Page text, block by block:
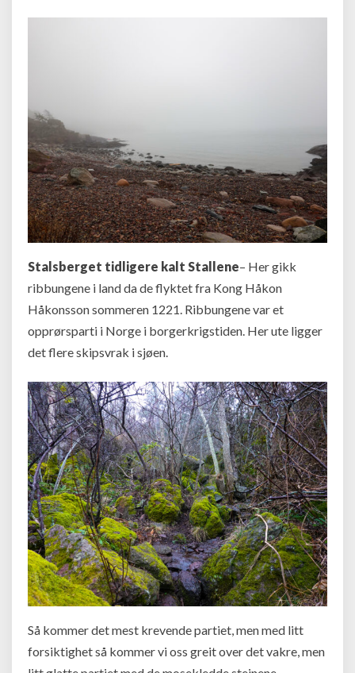
Stalsberget tidligere kalt Stallene– Her gikk
ribbungene i land da de flyktet fra Kong Håkon
Håkonsson sommeren 1221. Ribbungene var et
opprørsparti i Norge i borgerkrigstiden. Her ute ligger
det flere skipsvrak i sjøen.
Så kommer det mest krevende partiet, men med litt
forsiktighet så kommer vi oss greit over det vakre, men